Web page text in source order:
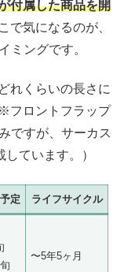
付属した商品を開
で気になるのが、
ミングです。
れくらいの長さに
フロントフラップ
ですが、サーカス
ています。）
定 ライフサイクル
〜5年5ヶ月